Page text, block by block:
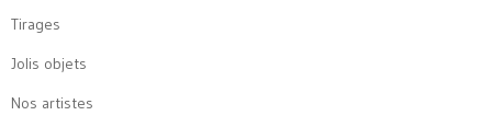
Tirages
Jolis objets
Nos artistes